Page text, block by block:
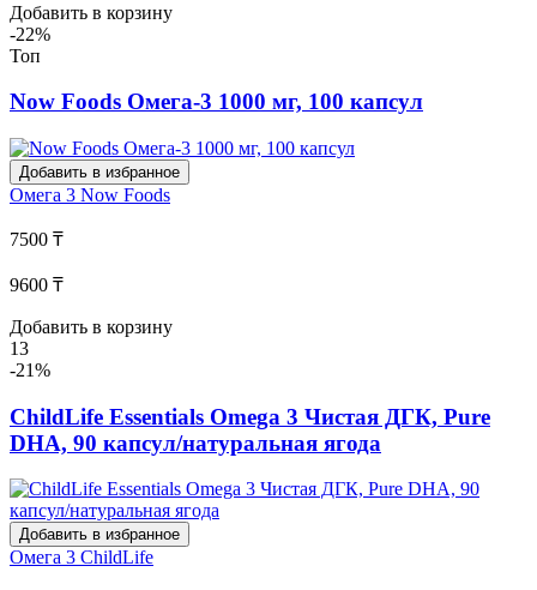
Добавить в корзину
-22%
Топ
Now Foods Омега-3 1000 мг, 100 капсул
Добавить в избранное
Омега 3 Now Foods
7500 ₸
9600 ₸
Добавить в корзину
13
-21%
ChildLife Essentials Omega 3 Чистая ДГК, Pure
DHA, 90 капсул/натуральная ягода
Добавить в избранное
Омега 3 ChildLife